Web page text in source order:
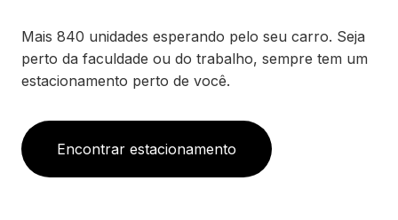
Mais 840 unidades esperando pelo seu carro. Seja
perto da faculdade ou do trabalho, sempre tem um
estacionamento perto de você.
Encontrar estacionamento